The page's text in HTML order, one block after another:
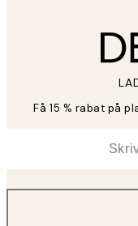
Få 15 % rabat på